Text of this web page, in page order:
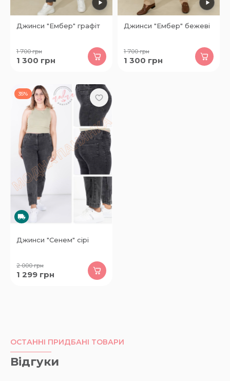
Джинси "Ембер" графіт
1 700грн
1 300 грн
Джинси "Ембер" бежеві
1 700грн
1 300 грн
35%
Джинси "Сенем" сірі
2 000грн
1 299 грн
ОСТАННІ ПРИДБАНІ ТОВАРИ
Відгуки